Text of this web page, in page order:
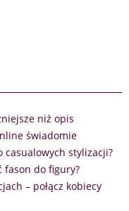
niż opis
świadomie
casualowych stylizacji?
fason do figury?
– połącz kobiecy